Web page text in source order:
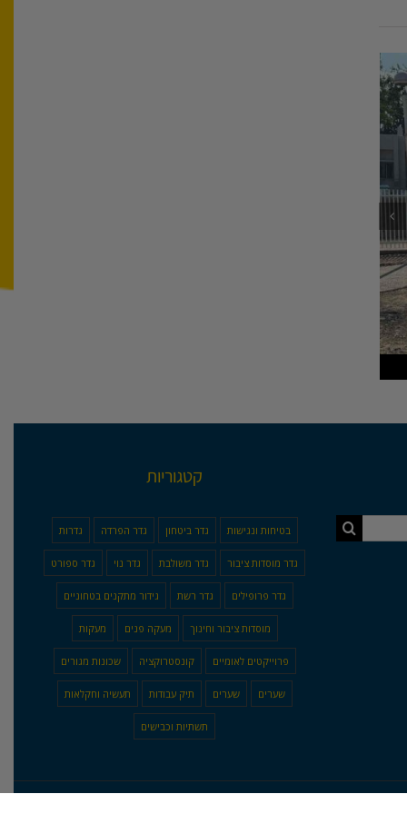
קטגוריות
בטיחות ונגישות גדר ביטחון גדר הפרדה גדרות
גדר מוסדות ציבור גדר משולבת גדר נוי גדר ספורט
גדר פרופילים גדר רשת גידור מתקנים בטחוניים
מוסדות ציבור וחינוך מעקה פנים מעקות
פרוייקטים לאומיים קונסטרוקציה שכונות מגורים
שערים שערים תיק עבודות תעשיה וחקלאות
תשתיות וכבישים